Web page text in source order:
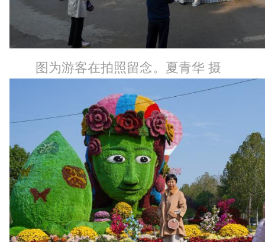
图为游客在拍照留念。夏青华 摄